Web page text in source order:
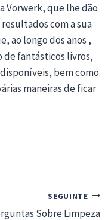
Vorwerk, que lhe dão
com a sua
ao longo dos anos ,
fantásticos livros,
bem como
maneiras de ficar
SEGUINTE
Sobre Limpeza